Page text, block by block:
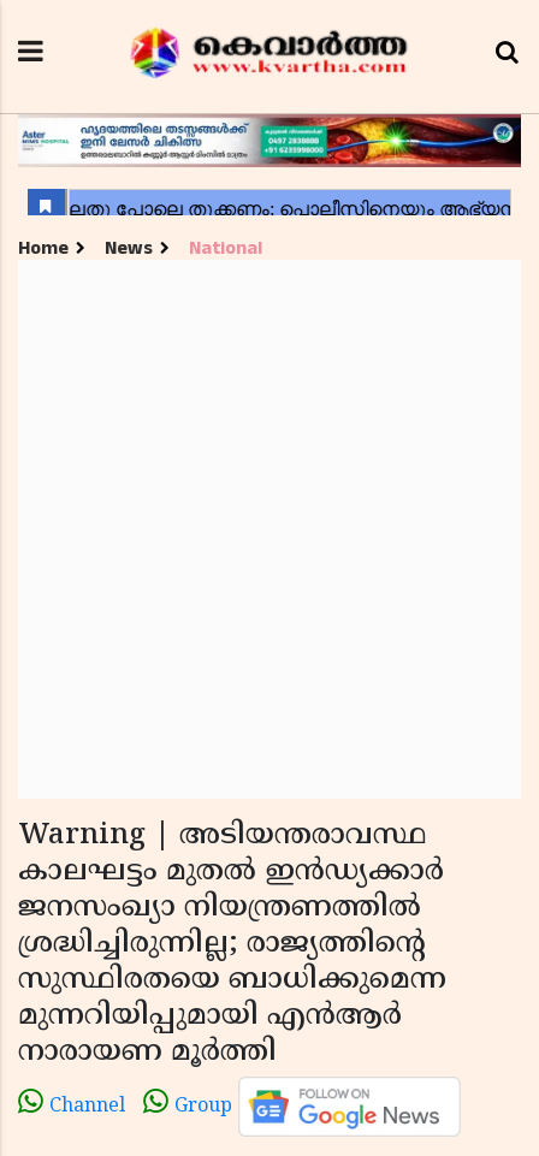
Home News National
Warning | അടിയന്തരാവസ്ഥ
കാലഘട്ടം മുതല്‍ ഇന്‍ഡ്യക്കാര്‍
ജനസംഖ്യാ നിയന്ത്രണത്തില്‍
ശ്രദ്ധിച്ചിരുന്നില്ല; രാജ്യത്തിന്റെ
സുസ്ഥിരതയെ ബാധിക്കുമെന്ന
മുന്നറിയിപ്പുമായി എന്‍ആര്‍
നാരായണ മൂര്‍ത്തി
Channel Group